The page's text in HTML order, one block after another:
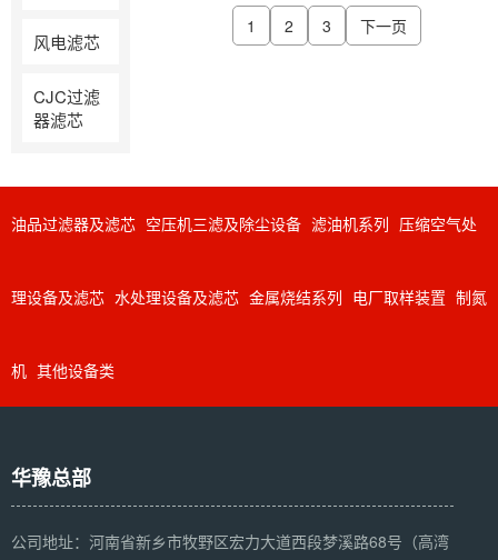
风电滤芯
CJC过滤
器滤芯
1 2 3 下一页
油品过滤器及滤芯 空压机三滤及除尘设备 滤油机系列 压缩空气处
理设备及滤芯 水处理设备及滤芯 金属烧结系列 电厂取样装置 制氮
机 其他设备类
华豫总部
公司地址：河南省新乡市牧野区宏力大道西段梦溪路68号（高湾